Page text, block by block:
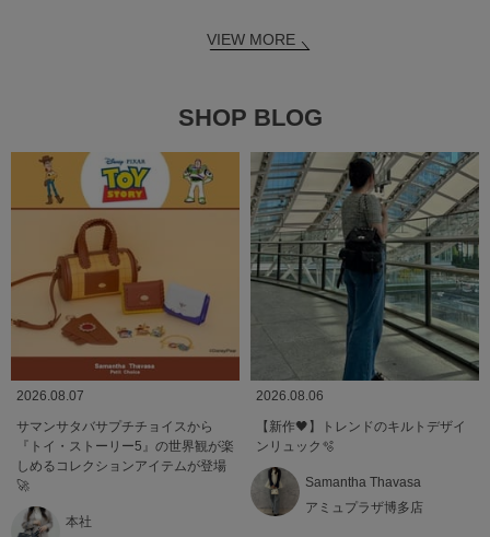
VIEW MORE
SHOP BLOG
2026.08.07
サマンサタバサプチチョイスから
『トイ・ストーリー5』の世界観が楽
しめるコレクションアイテムが登場
🚀
本社
2026.08.06
【新作🖤】トレンドのキルトデザイ
ンリュック🫧
Samantha Thavasa
アミュプラザ博多店